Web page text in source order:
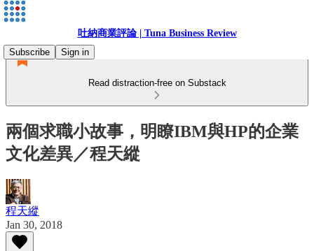
吐納商業評論 | Tuna Business Review
Subscribe
Sign in
Read distraction-free on Substack
兩個求職小故事，明瞭IBM與HP的企業
文化差異／程天縱
程天縱
Jan 30, 2018